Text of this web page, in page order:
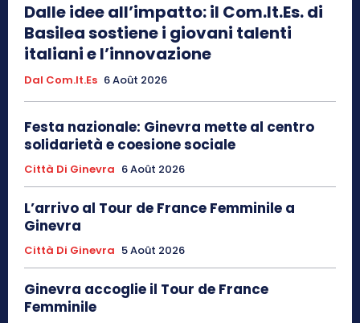
Dalle idee all’impatto: il Com.It.Es. di
Basilea sostiene i giovani talenti
italiani e l’innovazione
Dal Com.It.Es 6 Août 2026
Festa nazionale: Ginevra mette al centro
solidarietà e coesione sociale
Città Di Ginevra 6 Août 2026
L’arrivo al Tour de France Femminile a
Ginevra
Città Di Ginevra 5 Août 2026
Ginevra accoglie il Tour de France
Femminile